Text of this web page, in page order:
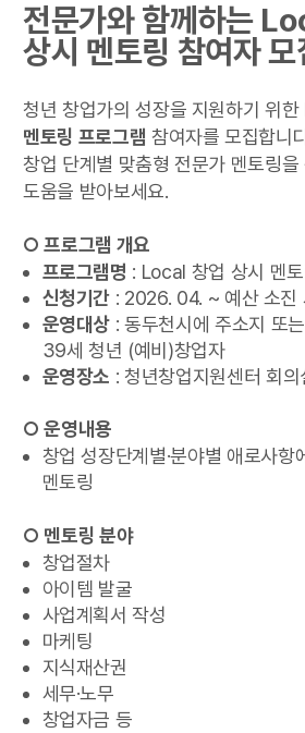
전문가와 함께하는
상시 멘토링 참여자 모
청년 창업가의 성장을 지원하기 위한
멘토링 프로그램 참여자를 모집합니
창업 단계별 맞춤형 전문가 멘토링을
도움을 받아보세요.
○ 프로그램 개요
프로그램명 : Local 창업 상시 멘
신청기간 : 2026. 04. ~ 예산 소진
운영대상 : 동두천시에 주소지 또
39세 청년 (예비)창업자
운영장소 : 청년창업지원센터 회
○ 운영내용
창업 성장단계별·분야별 애로사항
멘토링
○ 멘토링 분야
창업절차
아이템 발굴
사업계획서 작성
마케팅
지식재산권
세무·노무
창업자금 등